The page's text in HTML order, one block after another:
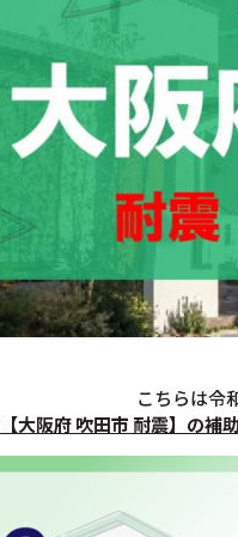
こちらは令
【大阪府 吹田市 耐震】の